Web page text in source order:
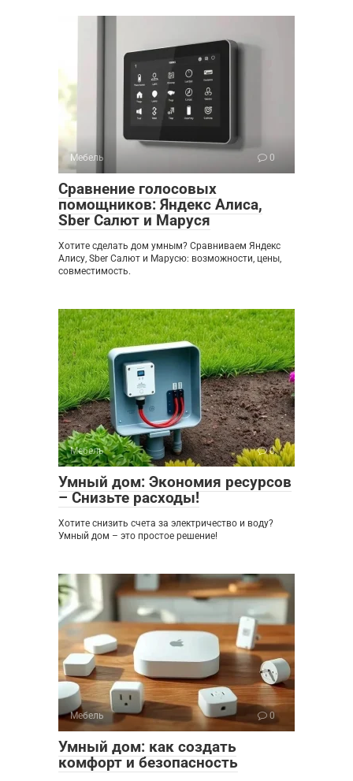
Мебель 0
Сравнение голосовых
помощников: Яндекс Алиса,
Sber Салют и Маруся
Хотите сделать дом умным? Сравниваем Яндекс
Алису, Sber Салют и Марусю: возможности, цены,
совместимость.
Мебель 0
Умный дом: Экономия ресурсов
– Снизьте расходы!
Хотите снизить счета за электричество и воду?
Умный дом – это простое решение!
Мебель 0
Умный дом: как создать
комфорт и безопасность